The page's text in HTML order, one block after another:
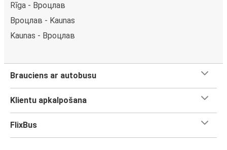
Rīga - Вроцлав
Вроцлав - Kaunas
Kaunas - Вроцлав
Brauciens ar autobusu
Klientu apkalpošana
FlixBus